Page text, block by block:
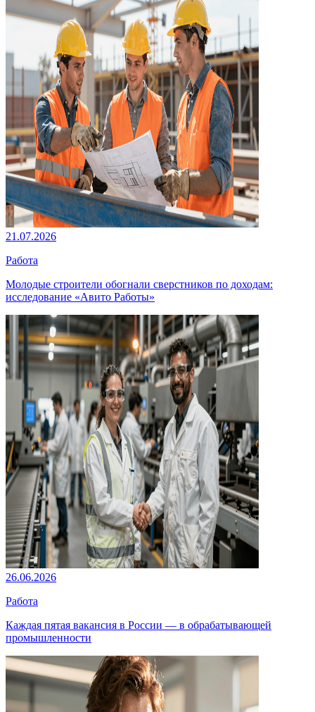
21.07.2026
Работа
Молодые строители обогнали сверстников по доходам:
исследование «Авито Работы»
26.06.2026
Работа
Каждая пятая вакансия в России — в обрабатывающей
промышленности